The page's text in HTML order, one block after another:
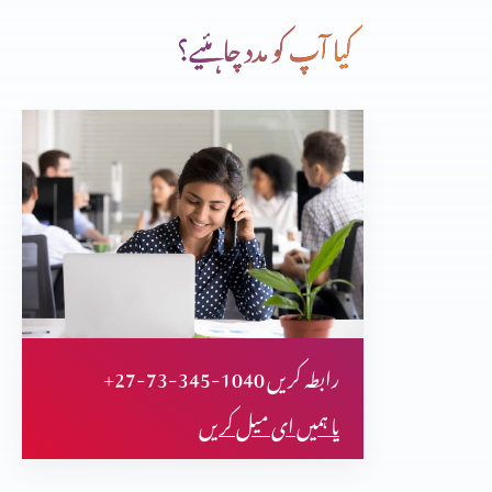
کیا پیعمبرِ اسلام کا ذکر بائبل میں ہے (یسعیاہ 12:29) (حصہ 3)
(حصہ 2)
(حصہ 1)
بائبل مقدس کی اہمیت
کیا آپ کو مدد چاہئیے؟
+27-73-345-1040 رابطہ کریں
یا ہمیں ای میل کریں